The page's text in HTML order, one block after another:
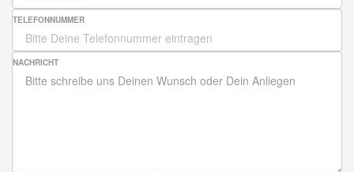
TELEFONNUMMER
NACHRICHT